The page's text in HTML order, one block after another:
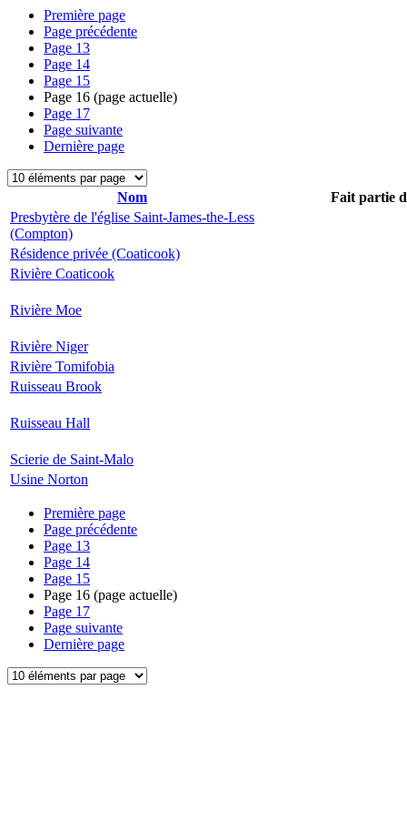
Première page
Page précédente
Page 13
Page 14
Page 15
Page 16 (page actuelle)
Page 17
Page suivante
Dernière page
Nom
Fait partie
Presbytère de l'église Saint-James-the-Less
(Compton)
Résidence privée (Coaticook)
Rivière Coaticook
Rivière Moe
Rivière Niger
Rivière Tomifobia
Ruisseau Brook
Ruisseau Hall
Scierie de Saint-Malo
Usine Norton
Première page
Page précédente
Page 13
Page 14
Page 15
Page 16 (page actuelle)
Page 17
Page suivante
Dernière page